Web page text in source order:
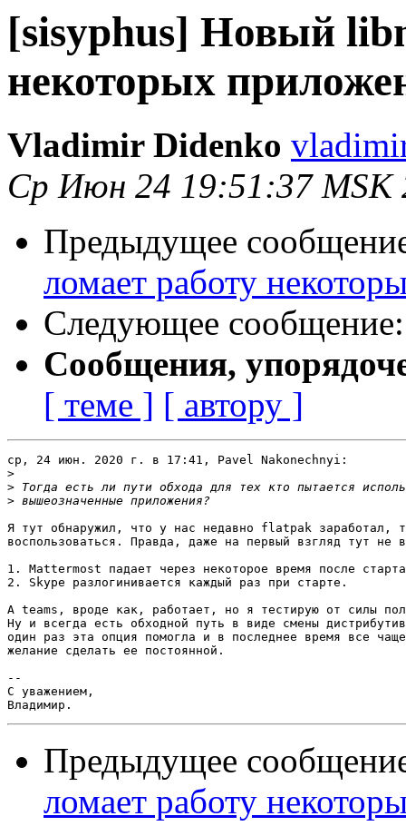
[sisyphus] Новый
некоторых
Vladimir Didenko
Ср Июн 24 19:51:37 MSK
Предыдущее
ломает работу
Следующее
Сообщения,
[ теме ] [ автору ]
ср, 24 июн. 2020 г. в 17:41, Pavel Nakonechnyi:
>
>
>
Я тут обнаружил, что у нас недавно flatpak заработал,
воспользоваться. Правда, даже на первый взгляд тут не
1. Mattermost падает через некоторое время после старта
2. Skype разлогинивается каждый раз при старте.
А teams, вроде как, работает, но я тестирую от силы
Ну и всегда есть обходной путь в виде смены
один раз эта опция помогла и в последнее время все
желание сделать ее постоянной.
--
С уважением,
Предыдущее
ломает работу